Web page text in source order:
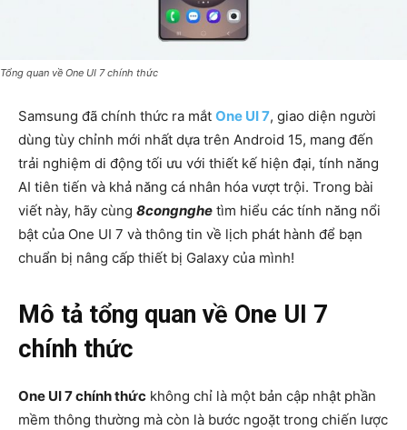
Tổng quan về One UI 7 chính thức
Samsung đã chính thức ra mắt One UI 7, giao diện người
dùng tùy chỉnh mới nhất dựa trên Android 15, mang đến
trải nghiệm di động tối ưu với thiết kế hiện đại, tính năng
AI tiên tiến và khả năng cá nhân hóa vượt trội. Trong bài
viết này, hãy cùng 8congnghe tìm hiểu các tính năng nổi
bật của One UI 7 và thông tin về lịch phát hành để bạn
chuẩn bị nâng cấp thiết bị Galaxy của mình!
Mô tả tổng quan về One UI 7
chính thức
One UI 7 chính thức không chỉ là một bản cập nhật phần
mềm thông thường mà còn là bước ngoặt trong chiến lược